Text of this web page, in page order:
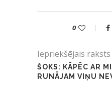
0
Iepriekšējais raksts
ŠOKS: KĀPĒC AR
RUNĀJAM VIŅU